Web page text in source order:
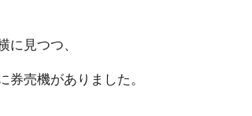
見つつ、
売機がありました。